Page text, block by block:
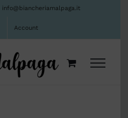
info@biancheriamalpaga.it
Account